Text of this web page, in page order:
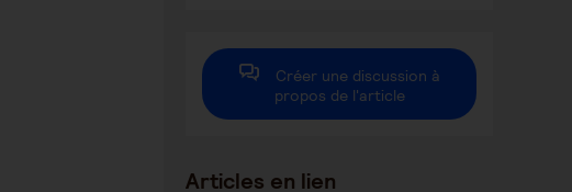
Créer une discussion à
propos de l'article
Articles en lien